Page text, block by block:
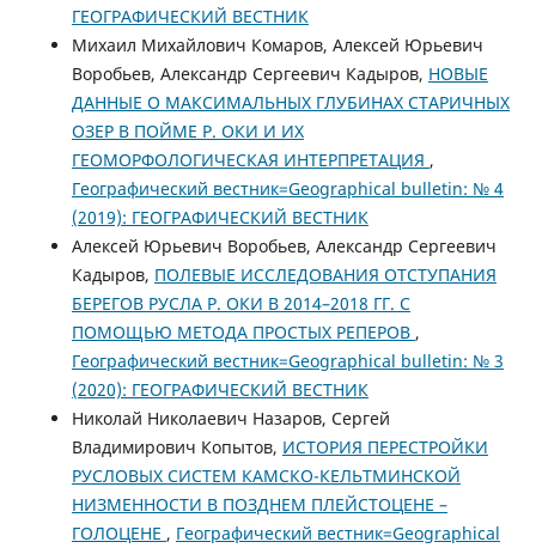
ГЕОГРАФИЧЕСКИЙ ВЕСТНИК
Михаил Михайлович Комаров, Алексей Юрьевич
Воробьев, Александр Сергеевич Кадыров, НОВЫЕ
ДАННЫЕ О МАКСИМАЛЬНЫХ ГЛУБИНАХ СТАРИЧНЫХ
ОЗЕР В ПОЙМЕ Р. ОКИ И ИХ
ГЕОМОРФОЛОГИЧЕСКАЯ ИНТЕРПРЕТАЦИЯ ,
Географический вестник=Geographical bulletin: № 4
(2019): ГЕОГРАФИЧЕСКИЙ ВЕСТНИК
Алексей Юрьевич Воробьев, Александр Сергеевич
Кадыров, ПОЛЕВЫЕ ИССЛЕДОВАНИЯ ОТСТУПАНИЯ
БЕРЕГОВ РУСЛА Р. ОКИ В 2014–2018 ГГ. С
ПОМОЩЬЮ МЕТОДА ПРОСТЫХ РЕПЕРОВ ,
Географический вестник=Geographical bulletin: № 3
(2020): ГЕОГРАФИЧЕСКИЙ ВЕСТНИК
Николай Николаевич Назаров, Сергей
Владимирович Копытов, ИСТОРИЯ ПЕРЕСТРОЙКИ
РУСЛОВЫХ СИСТЕМ КАМСКО-КЕЛЬТМИНСКОЙ
НИЗМЕННОСТИ В ПОЗДНЕМ ПЛЕЙСТОЦЕНЕ –
ГОЛОЦЕНЕ , Географический вестник=Geographical